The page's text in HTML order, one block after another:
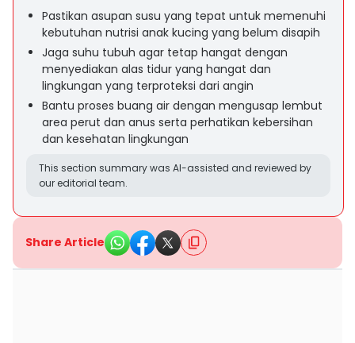
Pastikan asupan susu yang tepat untuk memenuhi
kebutuhan nutrisi anak kucing yang belum disapih
Jaga suhu tubuh agar tetap hangat dengan
menyediakan alas tidur yang hangat dan
lingkungan yang terproteksi dari angin
Bantu proses buang air dengan mengusap lembut
area perut dan anus serta perhatikan kebersihan
dan kesehatan lingkungan
This section summary was AI-assisted and reviewed by
our editorial team.
Share Article